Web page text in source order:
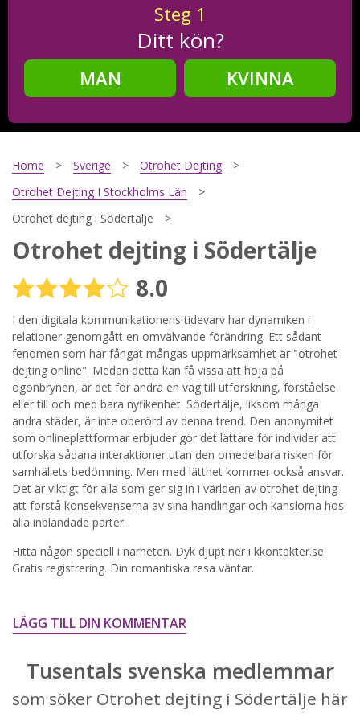
Steg 1
Ditt kön?
MAN
KVINNA
Steg2
Steg3
Din mailadress?
Genom att registrera godkänner jagVillkorenoch
Sekretesspolicyn. Jag godkänner att ta emot information och
reklam via e-post från hemsidans operatörer. Jag kan dra
tillbaka godkännande när jag vill.
STARTA NU!
Home Sverige
Otrohet Dejting
Otrohet Dejting I Stockholms Län
Otrohet dejting i Södertälje
Otrohet dejting i Södertälje
8.0
I den digitala kommunikationens tidevarv har dynamiken i
relationer genomgått en omvälvande förändring. Ett sådant
fenomen som har fångat mångas uppmärksamhet är "otrohet
dejting online". Medan detta kan få vissa att höja på
ögonbrynen, är det för andra en väg till utforskning, förståelse
eller till och med bara nyfikenhet. Södertälje, liksom många
andra städer, är inte oberörd av denna trend. Den anonymitet
som onlineplattformar erbjuder gör det lättare för individer att
utforska sådana interaktioner utan den omedelbara risken för
samhällets bedömning. Men med lätthet kommer också ansvar.
Det är viktigt för alla som ger sig in i världen av otrohet dejting
att förstå konsekvenserna av sina handlingar och känslorna hos
alla inblandade parter.
Hitta någon speciell i närheten. Dyk djupt ner i kkontakter.se.
Gratis registrering. Din romantiska resa väntar.
LÄGG TILL DIN KOMMENTAR
Tusentals svenska medlemmar
som söker Otrohet dejting i Södertälje här